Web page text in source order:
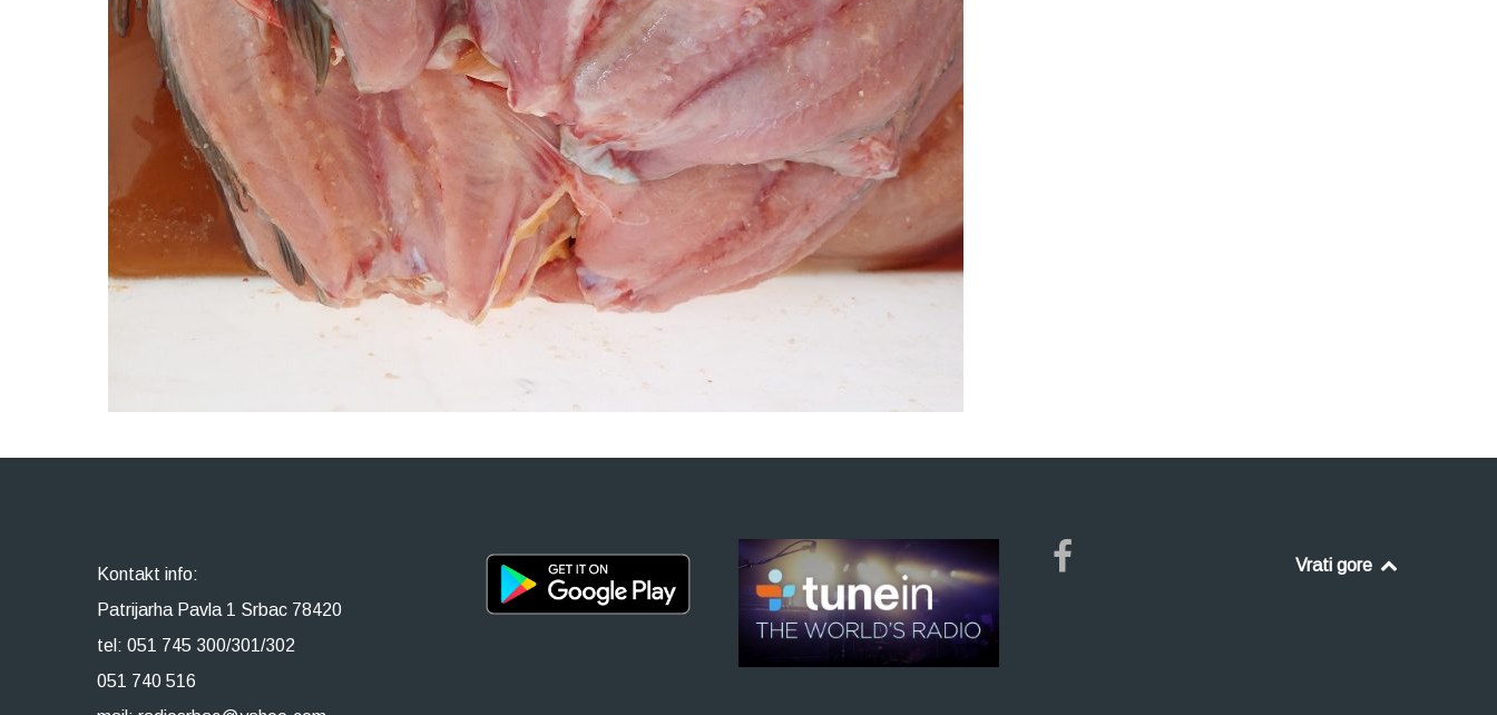
Kontakt info:
Patrijarha Pavla 1 Srbac 78420
tel: 051 745 300/301/302
051 740 516
Vrati gore